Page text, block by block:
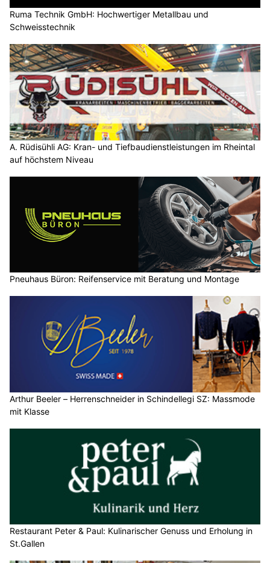
Ruma Technik GmbH: Hochwertiger Metallbau und
Schweisstechnik
A. Rüdisühli AG: Kran- und Tiefbaudienstleistungen im Rheintal
auf höchstem Niveau
Pneuhaus Büron: Reifenservice mit Beratung und Montage
Arthur Beeler – Herrenschneider in Schindellegi SZ: Massmode
mit Klasse
Restaurant Peter & Paul: Kulinarischer Genuss und Erholung in
St.Gallen